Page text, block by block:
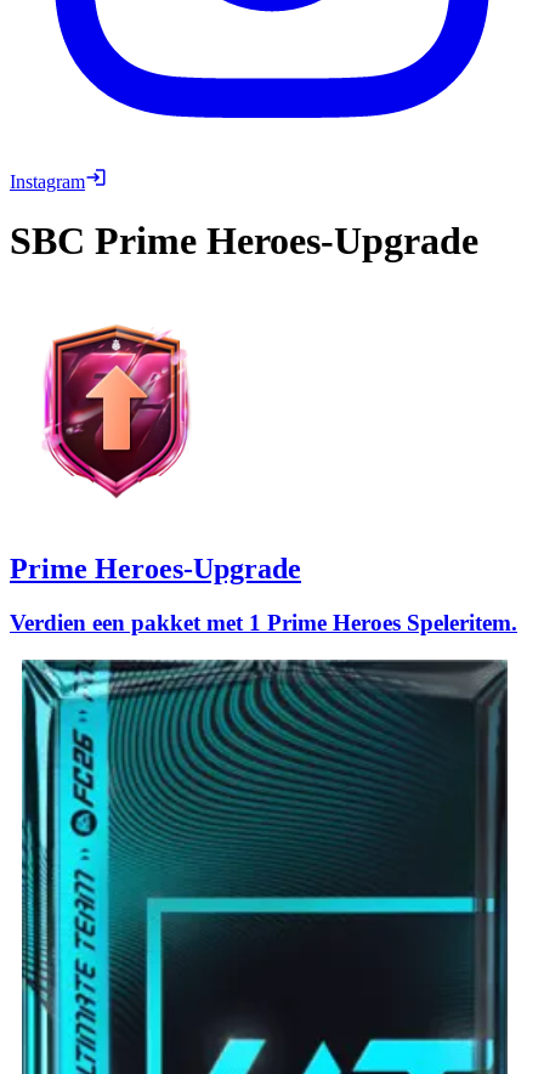
Instagram
SBC Prime Heroes-Upgrade
Prime Heroes-Upgrade
Verdien een pakket met 1 Prime Heroes Speleritem.